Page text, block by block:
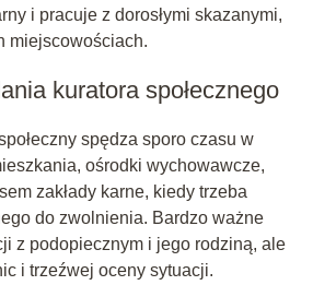
i pracuje z dorosłymi skazanymi,
miejscowościach.
kuratora społecznego
spędza sporo czasu w
ośrodki wychowawcze,
zakłady karne, kiedy trzeba
do zwolnienia. Bardzo ważne
z podopiecznym i jego rodziną, ale
i trzeźwej oceny sytuacji.